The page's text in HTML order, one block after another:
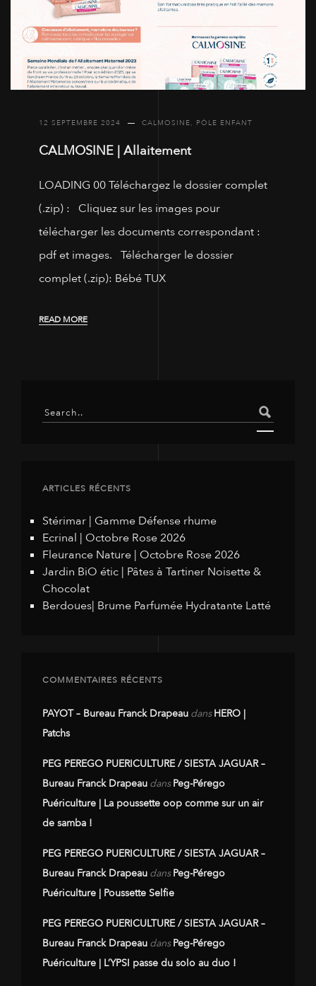
12 SEPTEMBRE 2024 CALMOSINE, PÔLE ENFANT
CALMOSINE | Allaitement
LOADING 00 Téléchargez le dossier complet
(.zip) : Cliquez sur les images pour
télécharger les documents correspondant :
pdf et images. Télécharger le dossier
complet (.zip): Bébé TUX
READ MORE
ARTICLES RÉCENTS
Stérimar | Gamme Défense rhume
Ecrinal | Octobre Rose 2026
Fleurance Nature | Octobre Rose 2026
Jardin BiO étic | Pâtes à Tartiner Noisette &
Chocolat
Berdoues| Brume Parfumée Hydratante Latté
COMMENTAIRES RÉCENTS
PAYOT – Bureau Franck Drapeau dansHERO |
Patchs
PEG PEREGO PUERICULTURE / SIESTA JAGUAR –
Bureau Franck Drapeau dansPeg-Pérego
Puériculture | La poussette oop comme sur un air
de samba !
PEG PEREGO PUERICULTURE / SIESTA JAGUAR –
Bureau Franck Drapeau dansPeg-Pérego
Puériculture | Poussette Selfie
PEG PEREGO PUERICULTURE / SIESTA JAGUAR –
Bureau Franck Drapeau dansPeg-Pérego
Puériculture | L’YPSI passe du solo au duo !